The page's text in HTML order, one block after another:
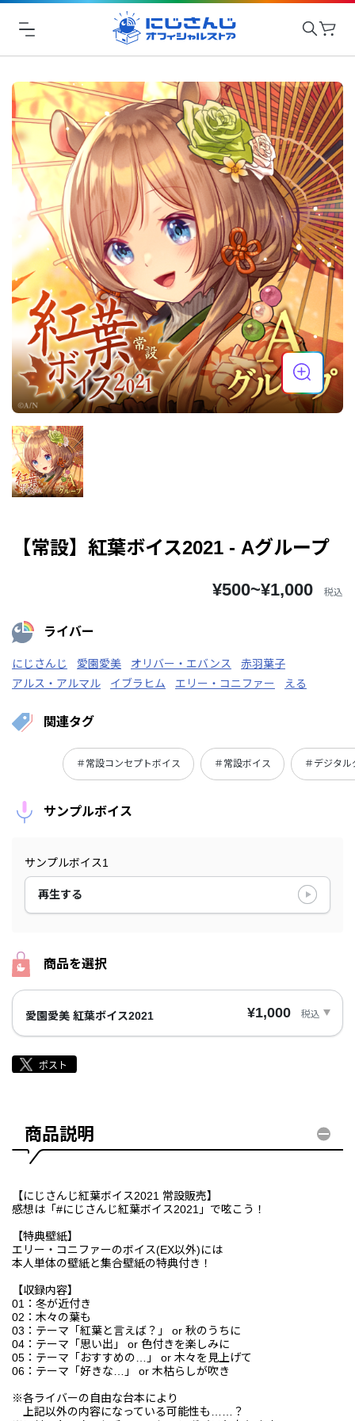
【常設】紅葉ボイス2021 - Aグループ
¥500~¥1,000 税込
ライバー
にじさんじ 愛園愛美 オリバー・エバンス
赤羽葉子
アルス・アルマル
イブラヒム エリー・コニファー える
関連タグ
＃常設コンセプトボイス ＃常設ボイス ＃デジタル
サンプルボイス
サンプルボイス1
再生する
商品を選択
愛園愛美 紅葉ボイス2021 ¥1,000 税込
商品説明
【にじさんじ紅葉ボイス2021 常設販売】
感想は「#にじさんじ紅葉ボイス2021」で呟こう！
【特典壁紙】
エリー・コニファーのボイス(EX以外)には
本人単体の壁紙と集合壁紙の特典付き！
【収録内容】
01：冬が近付き
02：木々の葉も
03：テーマ「紅葉と言えば？」 or 秋のうちに
04：テーマ「思い出」 or 色付きを楽しみに
05：テーマ「おすすめの…」 or 木々を見上げて
06：テーマ「好きな…」 or 木枯らしが吹き
※各ライバーの自由な台本により
上記以外の内容になっている可能性も……？